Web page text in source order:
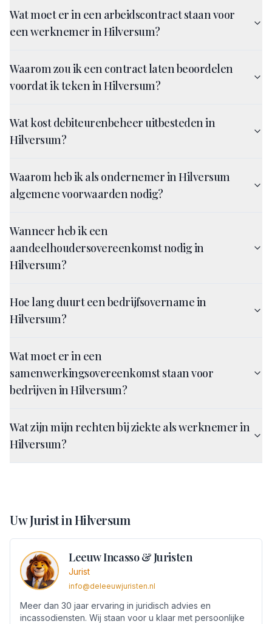
Wat moet er in een arbeidscontract staan voor
een werknemer in Hilversum?
Waarom zou ik een contract laten beoordelen
voordat ik teken in Hilversum?
Wat kost debiteurenbeheer uitbesteden in
Hilversum?
Waarom heb ik als ondernemer in Hilversum
algemene voorwaarden nodig?
Wanneer heb ik een
aandeelhoudersovereenkomst nodig in
Hilversum?
Hoe lang duurt een bedrijfsovername in
Hilversum?
Wat moet er in een
samenwerkingsovereenkomst staan voor
bedrijven in Hilversum?
Wat zijn mijn rechten bij ziekte als werknemer in
Hilversum?
Uw Jurist inHilversum
Leeuw Incasso & Juristen
Jurist
info@deleeuwjuristen.nl
Meer dan 30 jaar ervaring in juridisch advies en
incassodiensten. Wij staan voor u klaar met persoonlijke